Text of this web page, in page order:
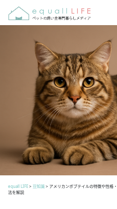
equall LIFE> 豆知識> アメリカンボブテイルの特徴や性格
法を解説